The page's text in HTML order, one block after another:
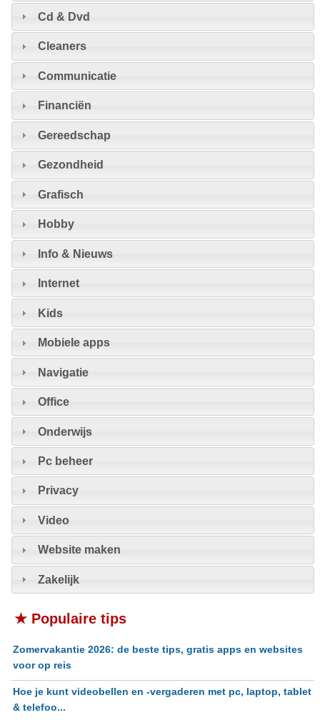
Cd & Dvd
Cleaners
Communicatie
Financiën
Gereedschap
Gezondheid
Grafisch
Hobby
Info & Nieuws
Internet
Kids
Mobiele apps
Navigatie
Office
Onderwijs
Pc beheer
Privacy
Video
Website maken
Zakelijk
★ Populaire tips
Zomervakantie 2026: de beste tips, gratis apps en websites
voor op reis
Hoe je kunt videobellen en -vergaderen met pc, laptop, tablet
& telefoo...